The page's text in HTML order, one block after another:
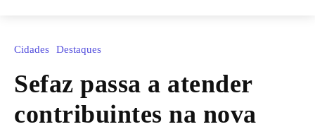
Cidades Destaques
Sefaz passa a atender
contribuintes na nova